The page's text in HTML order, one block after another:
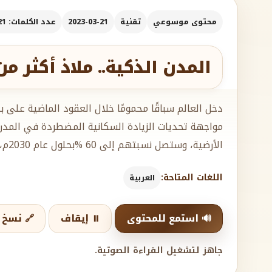
محتوى موسوعي تقنية 2023-03-21 عدد الكلمات: 1421
المدن الذكية.. ملاذ أكثر
مواجهة تحديات الزيادة السكانية المضطردة في
الأرضية، وستصل نسبتهم إلى 60 %بحلول عام 2030م،
اللغات المتاحة: العربية
🔊 استمع للمحتوى ⏸️ إيقاف 🔗 نسخ
جاهز لتشغيل القراءة الصوتية.